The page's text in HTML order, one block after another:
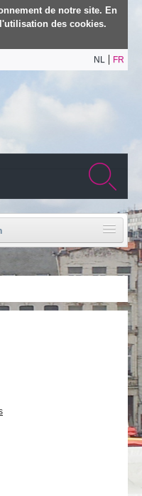
de notre site. En
des cookies.
NL FR